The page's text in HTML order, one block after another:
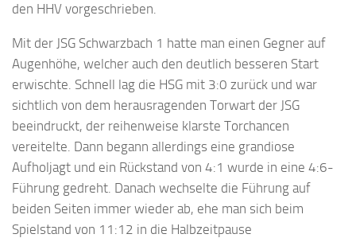
den HHV vorgeschrieben.
Mit der JSG Schwarzbach 1 hatte man einen Gegner auf
Augenhöhe, welcher auch den deutlich besseren Start
erwischte. Schnell lag die HSG mit 3:0 zurück und war
sichtlich von dem herausragenden Torwart der JSG
beeindruckt, der reihenweise klarste Torchancen
vereitelte. Dann begann allerdings eine grandiose
Aufholjagt und ein Rückstand von 4:1 wurde in eine 4:6-
Führung gedreht. Danach wechselte die Führung auf
beiden Seiten immer wieder ab, ehe man sich beim
Spielstand von 11:12 in die Halbzeitpause